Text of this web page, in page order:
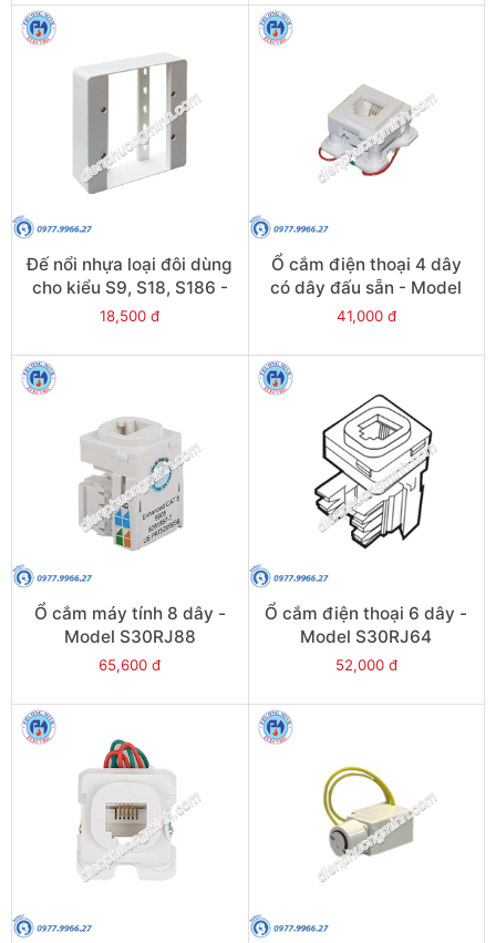
Đế nổi nhựa loại đôi dùng
cho kiểu S9, S18, S186 -
Model CK157/D
18,500 đ
Ổ cắm điện thoại 4 dây
có dây đấu sẵn - Model
S30RJ40/W
41,000 đ
Ổ cắm máy tính 8 dây -
Model S30RJ88
65,600 đ
Ổ cắm điện thoại 6 dây -
Model S30RJ64
52,000 đ